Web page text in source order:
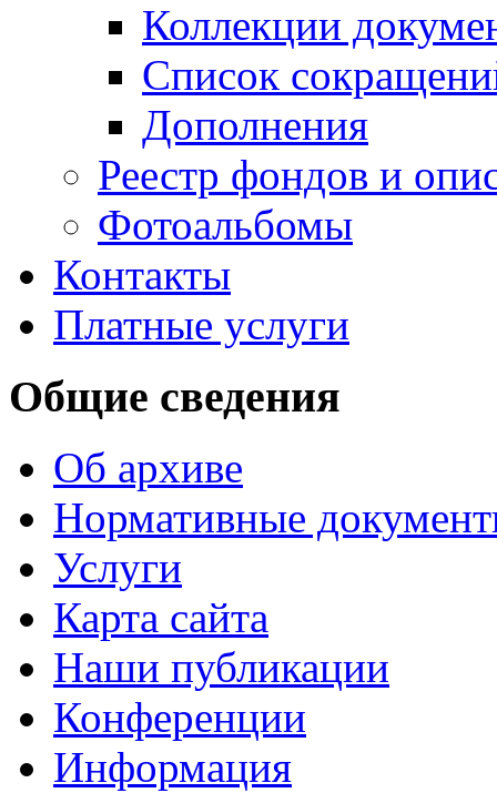
Коллекции
Список
Дополнения
Реестр фондов и
Фотоальбомы
Контакты
Платные услуги
Общие сведения
Об архиве
Нормативные
Услуги
Карта сайта
Наши публикации
Конференции
Информация